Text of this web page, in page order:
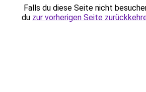
Falls du diese Seite nicht
du zur vorherigen Seite